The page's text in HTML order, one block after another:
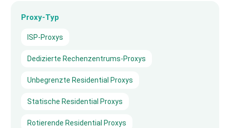
Proxy-Typ
ISP-Proxys
Dedizierte Rechenzentrums-Proxys
Unbegrenzte Residential Proxys
Statische Residential Proxys
Rotierende Residential Proxys